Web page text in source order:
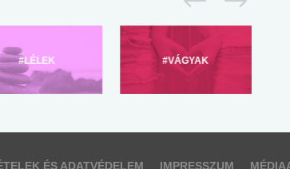
#LÉLEK #VÁGYAK
ÉS ADATVÉDELEM IMPRESSZUM